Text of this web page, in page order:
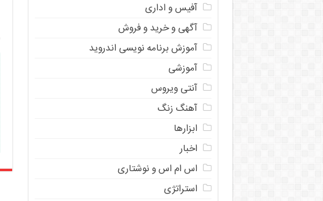
آفیس و اداری
آگهی و خرید و فروش
آموزش برنامه نویسی اندروید
آموزشی
آنتی ویروس
آهنگ زنگ
ابزارها
اخبار
اس ام اس و نوشتاری
استراتژی